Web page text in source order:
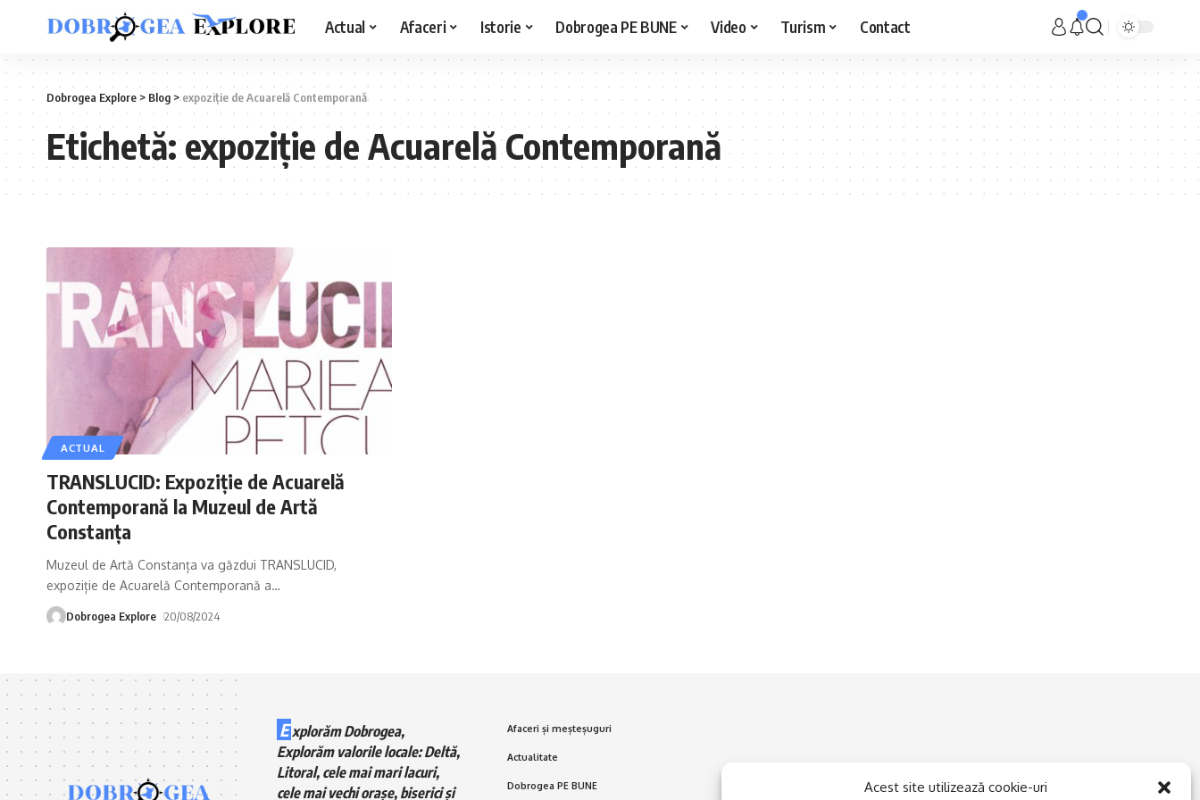
Acest site utilizează cookie-uri
Actual Afaceri Istorie Dobrogea PE BUNE Video Turism Contact
Dobrogea Explore> Blog >expoziție de Acuarelă Contemporană
Etichetă:expoziție de Acuarelă Contemporană
ACTUAL
TRANSLUCID: Expoziție de Acuarelă
Contemporană la Muzeul de Artă
Constanța
Muzeul de Artă Constanța va găzdui TRANSLUCID,
expoziție de Acuarelă Contemporană a…
Dobrogea Explore 20/08/2024
E xplorăm Dobrogea,
Explorăm valorile locale: Deltă,
Litoral, cele mai mari lacuri,
cele mai vechi orașe, biserici și
Afaceri și meșteșuguri
Actualitate
Dobrogea PE BUNE